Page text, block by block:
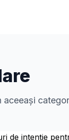
aceeași